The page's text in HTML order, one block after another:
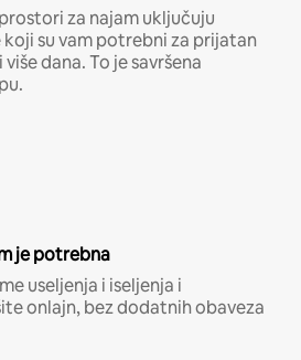
za najam uključuju
koji su vam potrebni za prijatan
dana. To je savršena
je potrebna
useljenja i iseljenja i
onlajn, bez dodatnih obaveza